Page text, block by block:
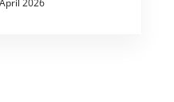
2026